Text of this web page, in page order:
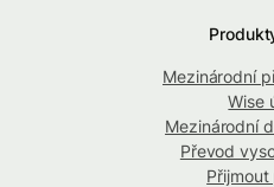
Mezinárodní
Wise
Mezinárodní
Převod